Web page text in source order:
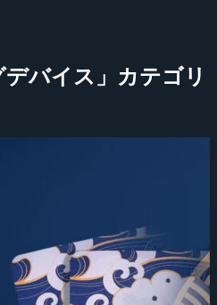
デバイス」カテゴリ